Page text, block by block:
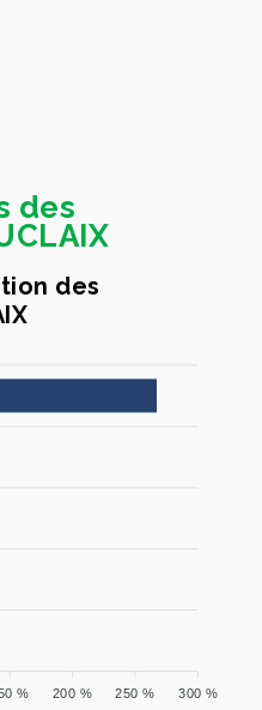
des
des
300 %
250 %
200 %
%